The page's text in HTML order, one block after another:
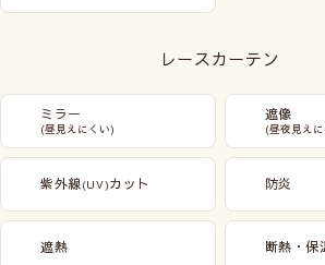
レースカーテン
ミラー
(昼見えにくい)
遮像
(昼夜見え
紫外線(UV)カット 防炎
遮熱 断熱・保